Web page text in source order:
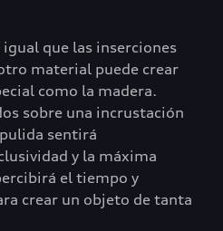
que las inserciones
material puede crear
como la madera.
sobre una incrustación
sentirá
y la máxima
el tiempo y
crear un objeto de tanta